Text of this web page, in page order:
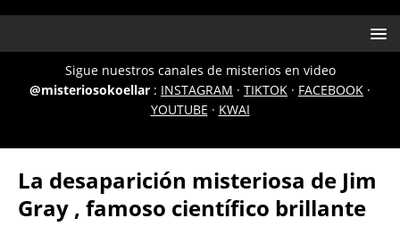
Sigue nuestros canales de misterios en video
@misteriosokoellar : INSTAGRAM · TIKTOK · FACEBOOK ·
YOUTUBE · KWAI
La desaparición misteriosa de Jim
Gray , famoso científico brillante